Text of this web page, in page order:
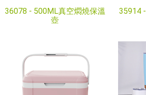
36078 - 500ML真空燜燒保溫
壺
35914 -